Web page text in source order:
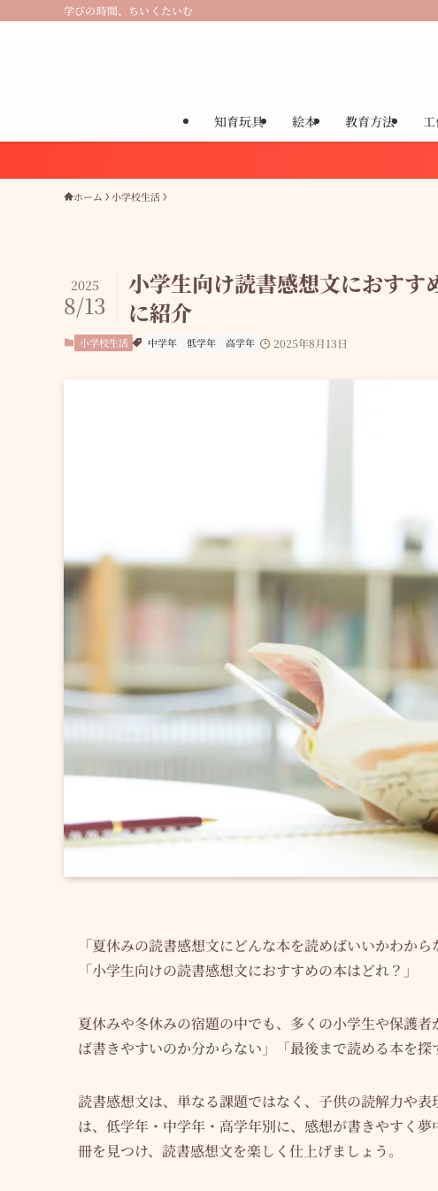
学びの時間、ちいくたいむ
知育玩具 絵本 教育方法
ホーム 小学校生活
小学生向け読書感想文におすす
に紹介
2025
8/13
小学校生活 中学年 低学年 高学年 2025年8月13日
「夏休みの読書感想文にどんな本を読めばいいかわから
「小学生向けの読書感想文におすすめの本はどれ？」
夏休みや冬休みの宿題の中でも、多くの小学生や保護
ば書きやすいのか分からない」「最後まで読める本を探
読書感想文は、単なる課題ではなく、子供の読解力や
は、低学年・中学年・高学年別に、感想が書きやすく
冊を見つけ、読書感想文を楽しく仕上げましょう。